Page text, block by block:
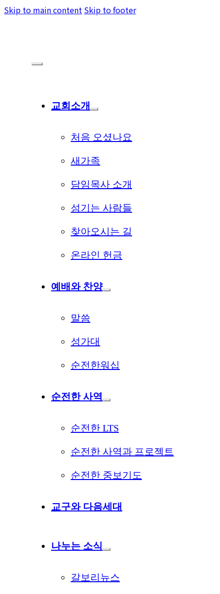
Skip to main content Skip to footer
교회소개
처음 오셨나요
새가족
담임목사 소개
섬기는 사람들
찾아오시는 길
온라인 헌금
예배와 찬양
말씀
성가대
순전한워십
순전한 사역
순전한 LTS
순전한 사역과 프로젝트
순전한 중보기도
교구와 다음세대
나누는 소식
갈보리뉴스